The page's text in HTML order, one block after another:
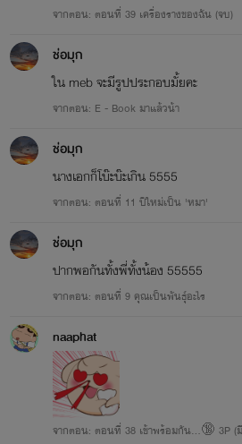
จากตอน: ตอนที่ 39 เครื่องรางของฉัน (จบ)
ช่อมุก
ใน meb จะมีรูปประกอบมั้ยคะ
จากตอน: E - Book มาแล้วน้า
ช่อมุก
นางเอกก็โบ๊ะบ๊ะเกิน 5555
จากตอน: ตอนที่ 11 ปีใหม่เป็น 'หมา'
ช่อมุก
ปากพอกันทั้งพี่ทั้งน้อง 55555
จากตอน: ตอนที่ 9 คุณเป็นพันธุ์อะไร
naaphat
จากตอน: ตอนที่ 38 เข้าพร้อมกัน...🔞 3P (